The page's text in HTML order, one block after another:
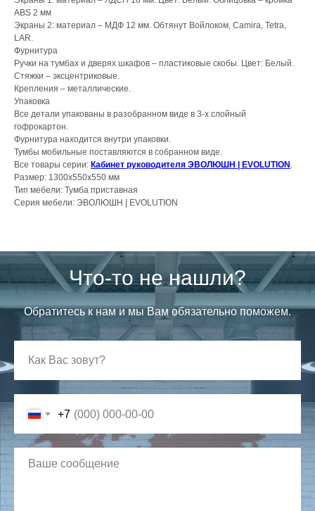
ABS 2 мм
Экраны 2: материал – МДФ 12 мм. Обтянут Войлоком, Camira, Tetra,
LAR.
Фурнитура
Ручки на тумбах и дверях шкафов – пластиковые скобы. Цвет: Белый.
Стяжки – эксцентриковые.
Крепления – металлические.
Упаковка
Все детали упакованы в разобранном виде в 3-х слойный
гофрокартон.
Фурнитура находится внутри упаковки.
Тумбы мобильные поставляются в собранном виде.
Все товары серии: Кабинет руководителя ЭВОЛЮШН | EVOLUTION .
Размер: 1300х550х550 мм
Тип мебели: Тумба приставная
Серия мебели: ЭВОЛЮШН | EVOLUTION
Что-то не нашли?
Обратитесь к нам и мы Вам обязательно поможем.
+7